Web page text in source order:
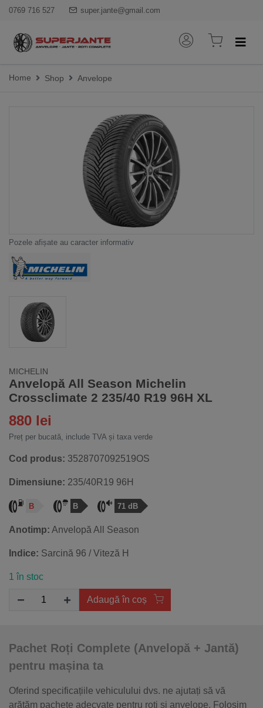
0769 716 527 super.jante@gmail.com
Home Shop Anvelope
Pozele afișate au caracter informativ
MICHELIN
Anvelopă All Season Michelin
Crossclimate 2 235/40 R19 96H XL
880 lei
Preț per bucată, include TVA și taxa verde
Cod produs: 3528707092519OS
Dimensiune: 235/40R19 96H
B B 71 dB
Anotimp: Anvelopă All Season
Indice: Sarcină 96 / Viteză H
1 în stoc
Adaugă în coș
Pachet Roți Complete (Anvelopă + Jantă)
pentru mașina ta
Oferind specificațiile vehiculului dvs. ne ajutați să vă
arătăm pachete adecvate pentru roți și anvelope. Folosim